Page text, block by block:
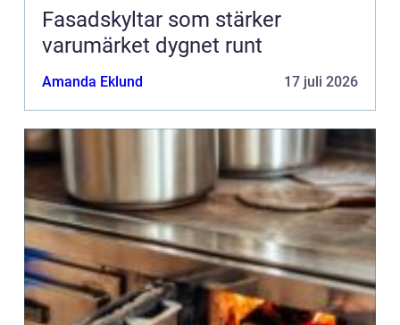
Fasadskyltar som stärker
varumärket dygnet runt
Amanda Eklund 17 juli 2026